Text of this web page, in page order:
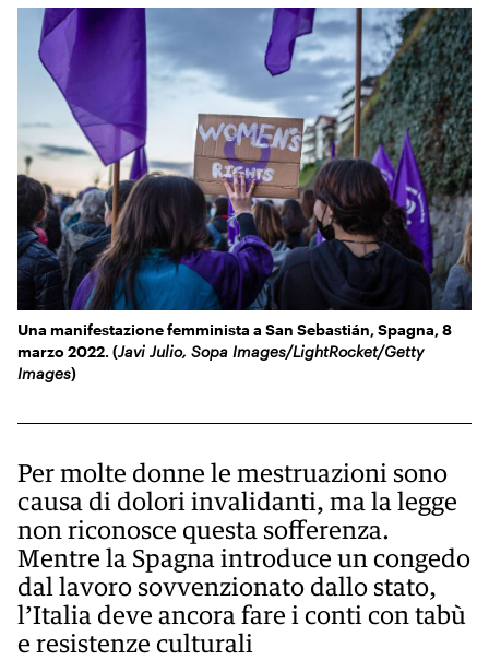
Newsletter
IL SETTIMANALE
KIDS
FESTIVAL
L’ESSENZIALE
Una manifestazione femminista a San Sebastián, Spagna, 8
marzo 2022. (Javi Julio, Sopa Images/LightRocket/Getty
Images)
Per molte donne le mestruazioni sono
causa di dolori invalidanti, ma la legge
non riconosce questa sofferenza.
Mentre la Spagna introduce un congedo
dal lavoro sovvenzionato dallo stato,
l’Italia deve ancora fare i conti con tabù
e resistenze culturali